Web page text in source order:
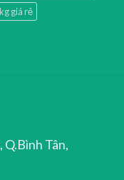
giá rẻ
Tân,